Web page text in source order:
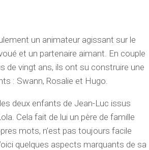
un animateur agissant sur le
et un partenaire aimant. En couple
de vingt ans, ils ont su construire une
: Swann, Rosalie et Hugo.
deux enfants de Jean-Luc issus
Cela fait de lui un père de famille
mots, n’est pas toujours facile
quelques aspects marquants de sa